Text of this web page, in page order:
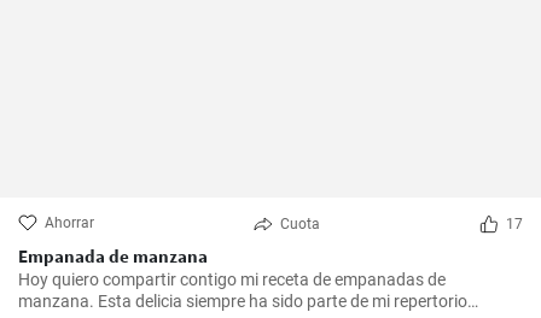
Ahorrar Cuota 17
Empanada de manzana
Hoy quiero compartir contigo mi receta de empanadas de
manzana. Esta delicia siempre ha sido parte de mi repertorio